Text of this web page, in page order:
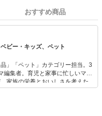
おすすめ商品
ビー・キッズ、ペット
」「ペット」カテゴリー担当。3
編集者。育児と家事に忙しいママ
家族の栄養とおいしさを考えた
クスタイムを楽しむためのスイ